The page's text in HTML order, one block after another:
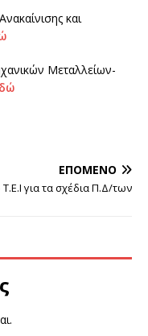
και
Μεταλλείων-
ΕΠΌΜΕΝΟ
για τα σχέδια Π.Δ/των